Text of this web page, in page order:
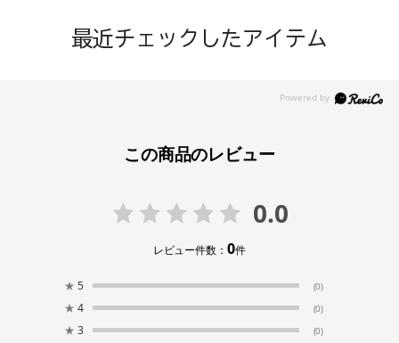
最近チェックしたアイテム
この商品のレビュー
0.0
レビュー件数：0件
★ 5 (0)
★ 4 (0)
★ 3 (0)